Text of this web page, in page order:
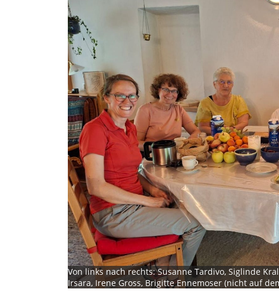
Von links nach rechts: Susanne Tardivo, Siglinde
Irsara, Irene Gross, Brigitte Ennemoser (nicht auf